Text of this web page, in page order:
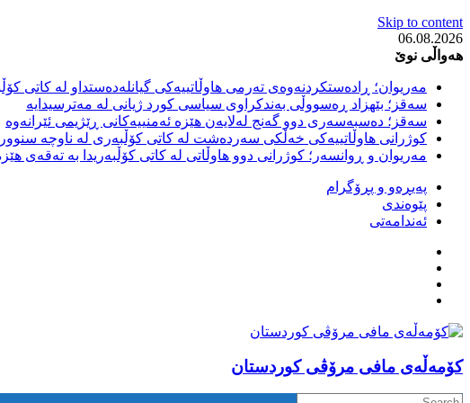
Skip to content
06.08.2026
هەواڵی نوێ
مەریوان؛ ڕادەستکردنەوەی تەرمی هاوڵاتییەکی گیانلەدەستداو لە کاتی
سەقز؛ بێهزاد ڕەسووڵی بەندکراوی سیاسی کورد ژیانی لە مەترسیدایە
سەقز؛ دەسبەسەری دوو گەنج لەلایەن هێزە ئەمنییەکانی ڕێژیمی ئێرانەوە
کوژرانی هاوڵاتییەکی خەڵکی سەردەشت لە کاتی کۆڵبەری لە ناوچە
مەریوان و ڕوانسەر؛ کوژرانی دوو هاوڵاتی لە کاتی کۆڵبەریدا بە تەقەی
پەیڕەو و پڕۆگرام
پێوەندی
ئەندامەتی
كۆمه‌ڵه‌ی مافی مرۆڤی کوردستان